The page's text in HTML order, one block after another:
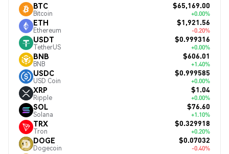
BTC
Bitcoin
$65,169.00
+0.00%
ETH
Ethereum
$1,921.56
-0.20%
USDT
TetherUS
$0.999316
+0.00%
BNB
BNB
$606.01
+1.40%
USDC
USD Coin
$0.999585
+0.00%
XRP
Ripple
$1.04
+0.00%
SOL
Solana
$76.60
+1.10%
TRX
Tron
$0.329918
+0.20%
DOGE
Dogecoin
$0.07032
-0.40%